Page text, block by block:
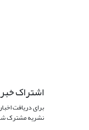
اشتراک
برای دریافت
نشریه مشترک